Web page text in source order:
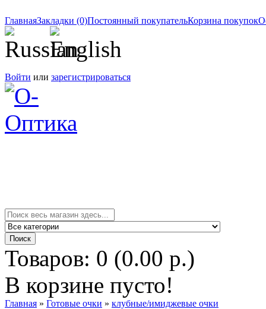
ГлавнаяЗакладки (0)Постоянный покупательКорзина покупок
Войти или зарегистрироваться
Товаров: 0 (0.00 р.)
В корзине пусто!
Главная » Готовые очки » клубные/имиджевые очки